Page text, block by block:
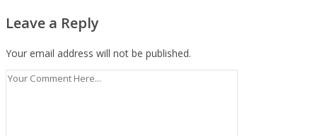
Leave a Reply
Your email address will not be published.